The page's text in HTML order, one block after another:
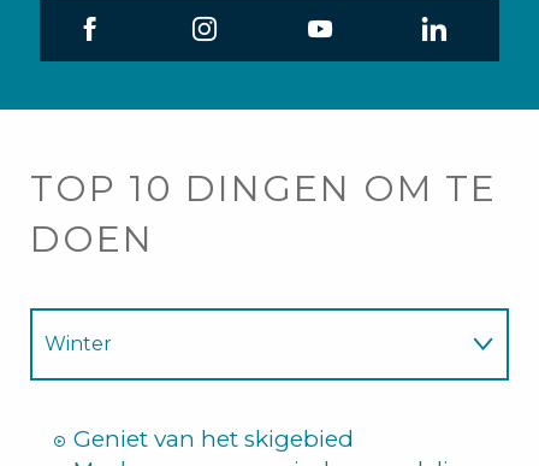
TOP 10 DINGEN OM TE
DOEN
Winter
Geniet van het skigebied